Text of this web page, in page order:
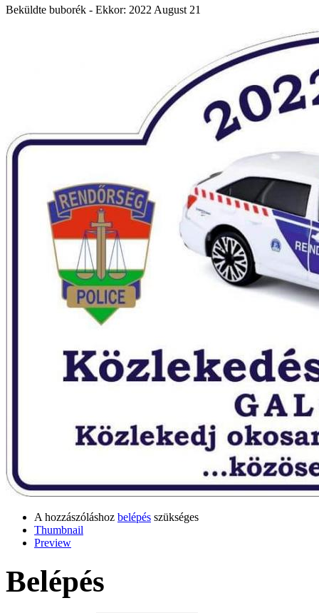
Beküldte buborék - Ekkor: 2022 August 21
A hozzászóláshoz belépés szükséges
Thumbnail
Preview
Belépés